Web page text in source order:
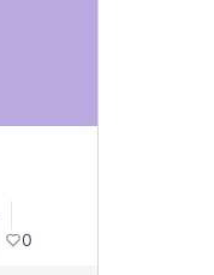
0